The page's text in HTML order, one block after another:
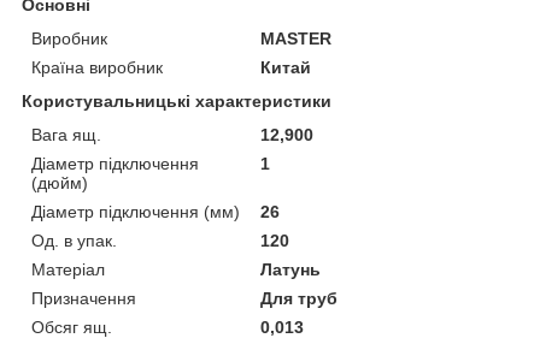
Основні
Виробник
MASTER
Країна виробник
Китай
Користувальницькі характеристики
Вага ящ.
12,900
Діаметр підключення
(дюйм)
1
Діаметр підключення (мм)
26
Од. в упак.
120
Матеріал
Латунь
Призначення
Для труб
Обсяг ящ.
0,013